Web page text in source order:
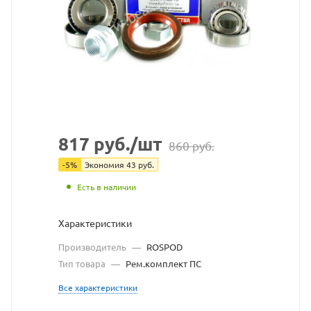
взят
ссылке
https://
без
разрешения
владельца
сайта
817 руб./шт 860руб.
-5% Экономия 43 руб.
Есть в наличии
Характеристики
Производитель — ROSPOD
Тип товара — Рем.комплект ПС
Все характеристики